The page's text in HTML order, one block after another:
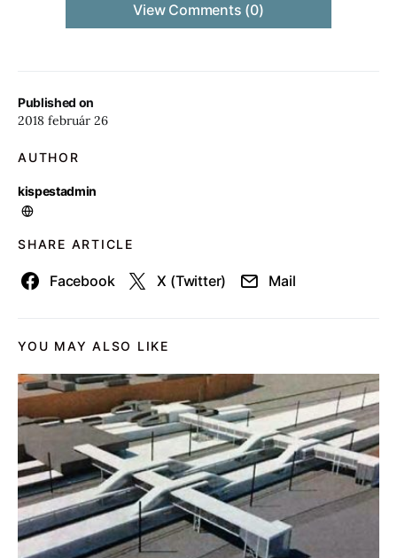
Published on
2018 február 26
AUTHOR
kispestadmin
SHARE ARTICLE
Facebook X (Twitter) Mail
View Comments (0)
YOU MAY ALSO LIKE